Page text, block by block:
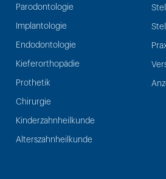
Parodontologie
Implantologie
Endodontologie
Kieferorthopädie
Prothetik
Chirurgie
Kinderzahnheilkunde
Alterszahnheilkunde